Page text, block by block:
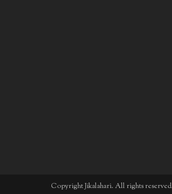
Copyright Jikalahari. All rights